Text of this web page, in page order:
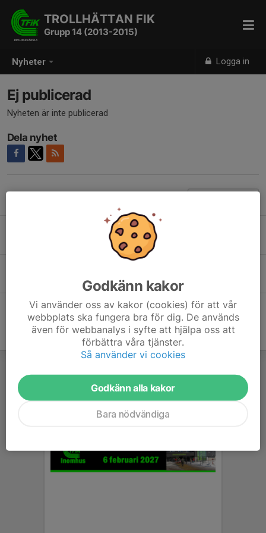
Nyheter Logga in
TROLLHÄTTAN FIK
Grupp 14 (2013-2015)
Ej publicerad
Nyheten är inte publicerad
Dela nyhet
Getabockspelen 15-16/8
0
14 mar, 17:12 0
Godkänn kakor
Vi använder oss av kakor (cookies) för att vår
webbplats ska fungera bra för dig. De används
även för webbanalys i syfte att hjälpa oss att
förbättra våra tjänster.
Så använder vi cookies
Godkänn alla kakor
Bara nödvändiga